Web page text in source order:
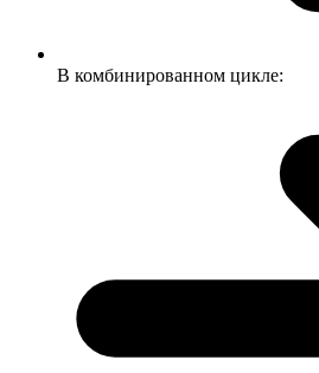
В комбинированном цикле: